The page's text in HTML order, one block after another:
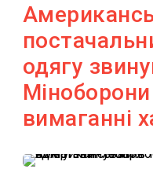
одягу
Міноборони
вимаганні